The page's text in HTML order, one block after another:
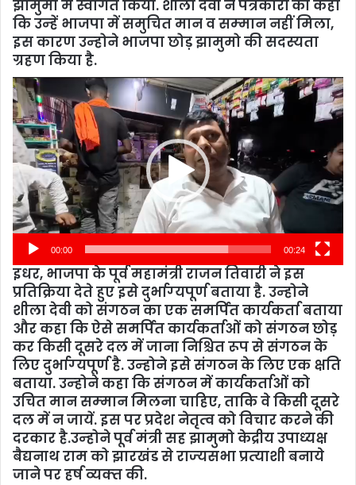
झामुमो में स्‍वागत किया. शीला देवी ने पत्रकारों को कहा
कि उन्‍हें भाजपा में समुचित मान व सम्‍मान नहीं मिला,
इस कारण उन्‍होने भाजपा छोड़ झामुमो की सदस्‍यता
ग्रहण किया है.
Video
Player
00:00 00:24
इधर, भाजपा के पूर्व महामंत्री राजन तिवारी ने इस
प्रतिक्रिया देते हुए इसे दुर्भाग्‍यपूर्ण बताया है. उन्‍होने
शीला देवी को संगठन का एक समर्पित कार्यकर्ता बताया
और कहा कि ऐसे समर्पित कार्यकर्ताओं को संगठन छोड़
कर किसी दूसरे दल में जाना निश्चित रूप से संगठन के
लिए दुर्भाग्‍यपूर्ण है. उन्‍होने इसे संगठन के लिए एक क्षति
बताया. उन्‍होने कहा कि संगठन में कार्यकर्ताओं को
उचित मान सम्‍मान मिलना चाहिए, ताकि वे किसी दूसरे
दल में न जायें. इस पर प्रदेश नेतृत्‍व को विचार करने की
दरकार है.उन्‍होने पूर्व मंत्री सह झामुमो केद्रीय उपाध्‍यक्ष
बैद्यनाथ राम को झारखंड से राज्‍यसभा प्रत्‍याशी बनाये
जाने पर हर्ष व्‍यक्‍त की.